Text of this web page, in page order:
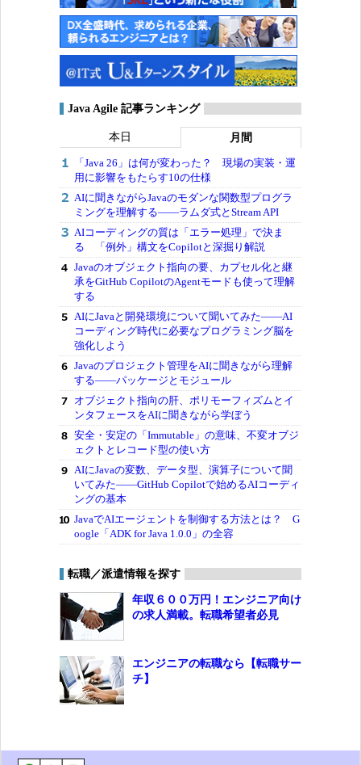
Java Agile 記事ランキング
本日 月間
「Java 26」は何が変わった？ 現場の実装・運
用に影響をもたらす10の仕様
AIに聞きながらJavaのモダンな関数型プログラ
ミングを理解する――ラムダ式とStream API
AIコーディングの質は「エラー処理」で決ま
る 「例外」構文をCopilotと深掘り解説
Javaのオブジェクト指向の要、カプセル化と継
承をGitHub CopilotのAgentモードも使って理解
する
AIにJavaと開発環境について聞いてみた――AI
コーディング時代に必要なプログラミング脳を
強化しよう
Javaのプロジェクト管理をAIに聞きながら理解
する――パッケージとモジュール
オブジェクト指向の肝、ポリモーフィズムとイ
ンタフェースをAIに聞きながら学ぼう
安全・安定の「Immutable」の意味、不変オブジ
ェクトとレコード型の使い方
AIにJavaの変数、データ型、演算子について聞
いてみた――GitHub Copilotで始めるAIコーディ
ングの基本
JavaでAIエージェントを制御する方法とは？ G
oogle「ADK for Java 1.0.0」の全容
転職／派遣情報を探す
年収６００万円！エンジニア向け
の求人満載。転職希望者必見
エンジニアの転職なら【転職サー
チ】